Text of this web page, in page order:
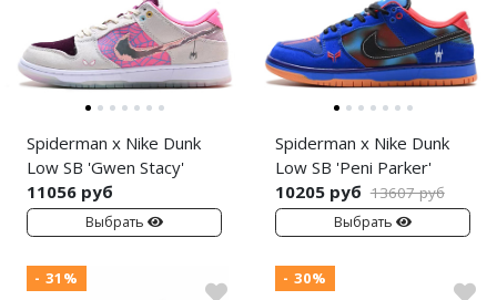
Spiderman x Nike Dunk
Low SB 'Gwen Stacy'
11056 руб
Выбрать
Spiderman x Nike Dunk
Low SB 'Peni Parker'
10205 руб 13607 руб
Выбрать
- 31% - 30%